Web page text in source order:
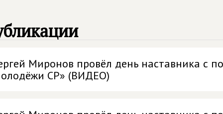
Миронов провёл день наставника с
СР» (ВИДЕО)